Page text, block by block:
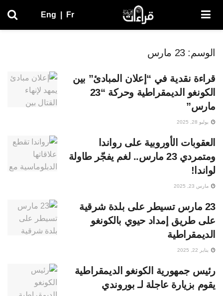
Eng Fr
الوسم:23 مارس
قراءة نقدية في “إعلان المبادئ” بين
الكونغو الديمقراطية وحركة “23
مارس”
يوليو 28, 2025
العقوبات الأوروبية على رواندا
ومتمردي 23 مارس.. لغم يفجّر طاولة
لواندا!
مارس 23, 2025
23 مارس تسيطر على بلدة شرقية
على طريق إمداد حيوي بالكونغو
الديمقراطية
يناير 22, 2025
رئيس جمهورية الكونغو الديمقراطية
يقوم بزيارة عاجلة لـ بوروندي